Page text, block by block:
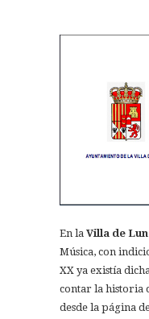
En la Villa de
Música, con
XX ya existía
contar la historia
desde la página